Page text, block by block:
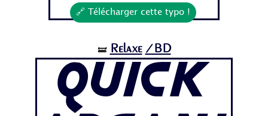
🔗 Télécharger cette typo !
🝛 Relaxe /BD
Quick